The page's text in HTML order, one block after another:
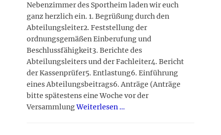
Nebenzimmer des Sportheim laden wir euch
ganz herzlich ein. 1. Begrüßung durch den
Abteilungsleiter2. Feststellung der
ordnungsgemäßen Einberufung und
Beschlussfähigkeit3. Berichte des
Abteilungsleiters und der Fachleiter4. Bericht
der Kassenprüfer5. Entlastung6. Einführung
eines Abteilungsbeitrags6. Anträge (Anträge
bitte spätestens eine Woche vor der
VersammlungWeiterlesen …